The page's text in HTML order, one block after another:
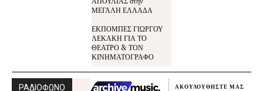
ΜΕΓΑΛΗ ΕΛΛΑΔΑ
ΕΚΠΟΜΠΕΣ ΓΙΩΡΓΟΥ
ΛΕΚΑΚΗ ΓΙΑ ΤΟ
ΘΕΑΤΡΟ & ΤΟΝ
ΚΙΝΗΜΑΤΟΓΡΑΦΟ
ΡΑΔΙΟΦΩΝΟ ΑΚΟΥΛΟΥΘΗΣΤΕ ΜΑΣ